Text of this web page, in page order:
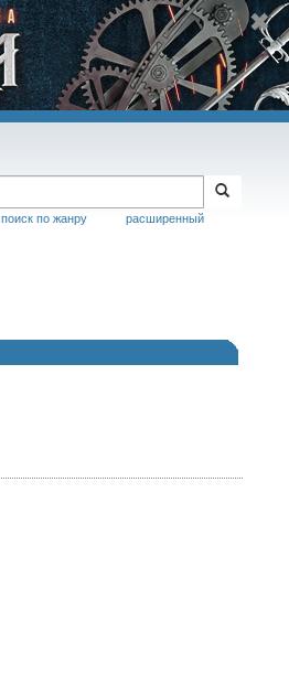
расширенный
поиск по жанру